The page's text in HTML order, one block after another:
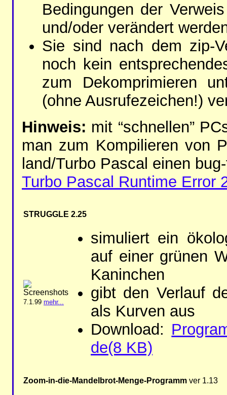
Be­din­gun­gen der
und/oder ver­än­dert
Sie sind nach dem zip-
noch kein
zum De­kom­pri­mie­ren
(oh­ne Aus­ru­fe­zei­chen!)
Hin­weis: mit “schnel­len”
man zum Kom­pi­lie­ren von
land/Tur­bo Pas­cal ei­nen
Tur­bo Pascal Run­ti­me Er­ror
STRUG­GLE 2.25
7.1.99 mehr...
si­mu­liert ein
auf ei­ner grü­nen
Ka­nin­chen
gibt den Ver­lauf
als Kur­ven aus
Dow­n­load:
de(8 KB)
Zoom-in-die-Man­del­brot-Men­ge-Pro­gramm ver 1.13